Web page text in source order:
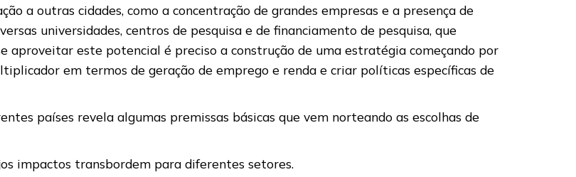
a outras cidades, como a concentração de grandes empresas e a presença de
universidades, centros de pesquisa e de financiamento de pesquisa, que
este potencial é preciso a construção de uma estratégia começando por
em termos de geração de emprego e renda e criar políticas específicas de
países revela algumas premissas básicas que vem norteando as escolhas de
impactos transbordem para diferentes setores.